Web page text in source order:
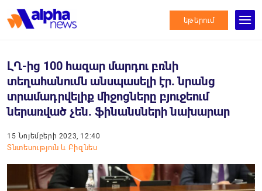
եթերում
ԼՂ-ից 100 հազար մարդու բռնի
տեղահանումն անսպասելի էր. նրանց
տրամադրվելիք միջոցները բյուջեում
ներառված չեն. ֆինանսների նախարար
15 Նոյեմբերի 2023, 12:40
Տնտեսություն և Բիզնես